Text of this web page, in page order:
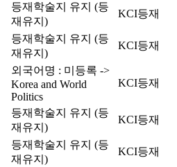
등재학술지 유지 (등
재유지)
KCI등재
등재학술지 유지 (등
재유지)
KCI등재
외국어명 : 미등록 ->
Korea and World
Politics
KCI등재
등재학술지 유지 (등
재유지)
KCI등재
등재학술지 유지 (등
재유지)
KCI등재